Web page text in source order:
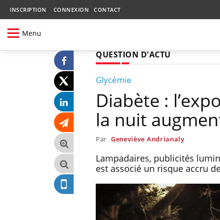
INSCRIPTION CONNEXION CONTACT
Menu
QUESTION D'ACTU
Glycémie
Diabète :
la nuit
Par Geneviève Andrianaly
Lampadaires, publicités
est associé un risque accru